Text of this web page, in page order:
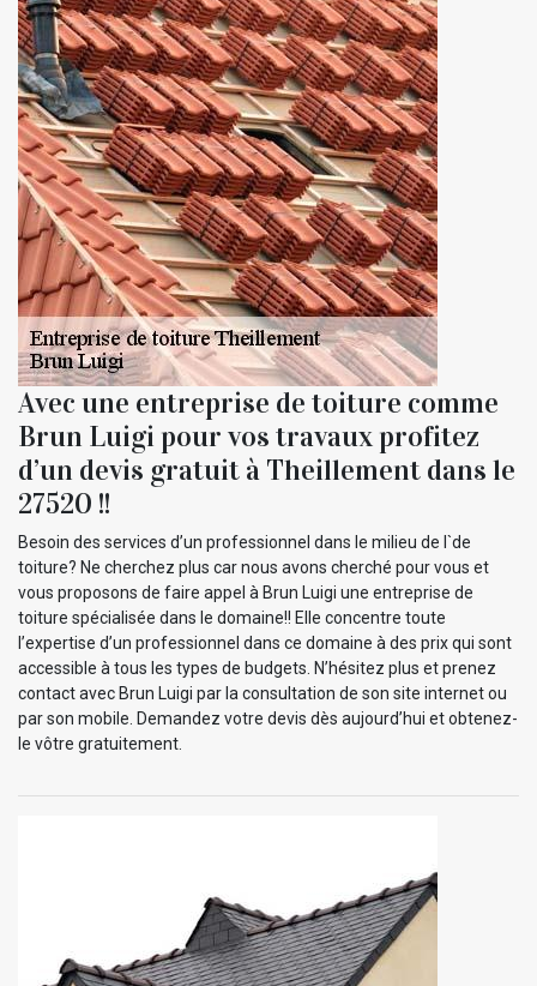
Avec une entreprise de toiture comme
Brun Luigi pour vos travaux profitez
d’un devis gratuit à Theillement dans le
27520 !!
Besoin des services d’un professionnel dans le milieu de l`de
toiture? Ne cherchez plus car nous avons cherché pour vous et
vous proposons de faire appel à Brun Luigi une entreprise de
toiture spécialisée dans le domaine!! Elle concentre toute
l’expertise d’un professionnel dans ce domaine à des prix qui sont
accessible à tous les types de budgets. N’hésitez plus et prenez
contact avec Brun Luigi par la consultation de son site internet ou
par son mobile. Demandez votre devis dès aujourd’hui et obtenez-
le vôtre gratuitement.